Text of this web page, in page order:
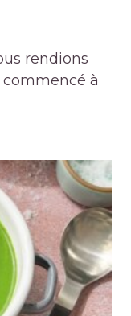
rendions
commencé à